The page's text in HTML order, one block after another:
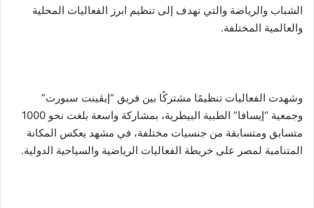
الشباب والرياضة والتي تهدف إلى تنظيم ابرز الفعاليات المحلية
والعالمية المختلفة.
وشهدت الفعاليات تنظيمًا مشتركًا بين فريق “إيڤينت سبورت”
وجمعية “إيسافا” الطبية البيطرية، بمشاركة واسعة بلغت نحو 1000
متسابق ومتسابقة من جنسيات مختلفة، في مشهد يعكس المكانة
المتنامية لمصر على خريطة الفعاليات الرياضية والسياحية الدولية.